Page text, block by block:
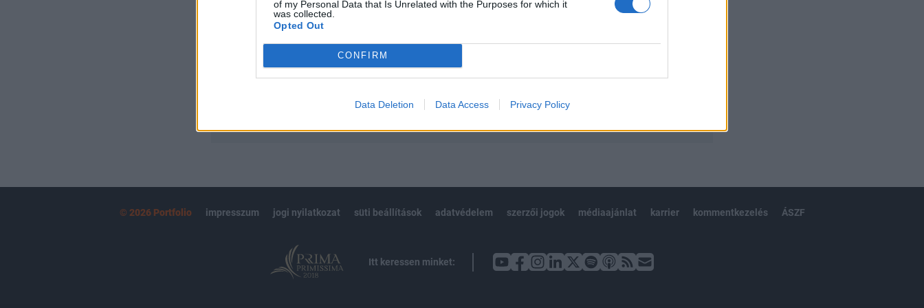
of my Personal Data that Is Unrelated with the Purposes for which it
was collected.
Opted Out
CONFIRM
Data Deletion Data Access Privacy Policy
Kötéslisták: BÉT elmúlt 2 év napon belüli
Előfizetés
© 2026 Portfolio impresszum jogi nyilatkozat süti beállítások adatvédelem szerzői jogok médiaajánlat karrier kommentkezelés ÁSZF
Itt keressen minket: